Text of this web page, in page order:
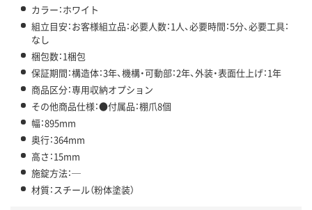
カラー：ホワイト
組立目安：お客様組立品：必要人数：1人、必要時間：5分、必要工具：
なし
梱包数：1梱包
保証期間：構造体：3年、機構・可動部：2年、外装・表面仕上げ：1年
商品区分：専用収納オプション
その他商品仕様：●付属品：棚爪8個
幅：895mm
奥行：364mm
高さ：15mm
施錠方法：─
材質：スチール（粉体塗装）